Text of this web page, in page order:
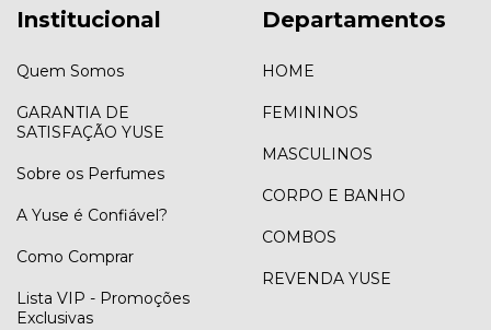
Institucional
Quem Somos
GARANTIA DE
SATISFAÇÃO YUSE
Sobre os Perfumes
A Yuse é Confiável?
Como Comprar
Lista VIP - Promoções
Exclusivas
Departamentos
HOME
FEMININOS
MASCULINOS
CORPO E BANHO
COMBOS
REVENDA YUSE